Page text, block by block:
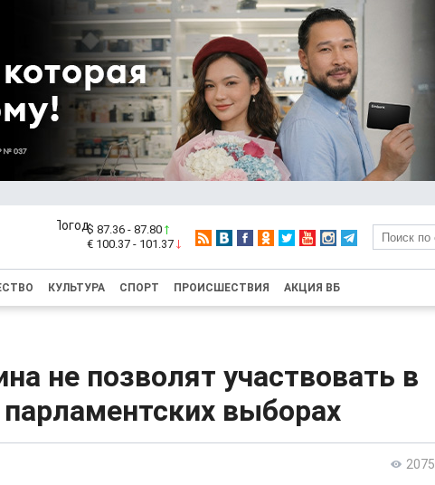
$ 87.36 - 87.80
€ 100.37 - 101.37
КУЛЬТУРА СПОРТ ПРОИСШЕСТВИЯ АКЦИЯ ВБ
не позволят участвовать в
выборах
2075